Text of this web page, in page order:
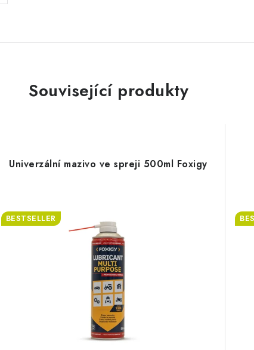
Související produkty
Univerzální mazivo ve spreji 500ml Foxigy
BESTSELLER